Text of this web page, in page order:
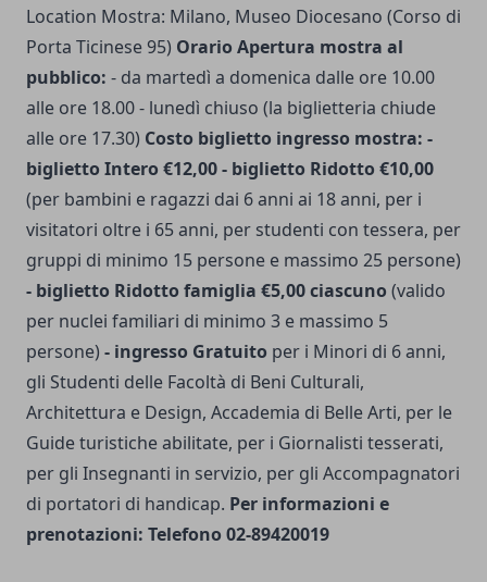
Location Mostra: Milano, Museo Diocesano (Corso di
Porta Ticinese 95) Orario Apertura mostra al
pubblico: - da martedì a domenica dalle ore 10.00
alle ore 18.00 - lunedì chiuso (la biglietteria chiude
alle ore 17.30) Costo biglietto ingresso mostra: -
biglietto Intero €12,00 - biglietto Ridotto €10,00
(per bambini e ragazzi dai 6 anni ai 18 anni, per i
visitatori oltre i 65 anni, per studenti con tessera, per
gruppi di minimo 15 persone e massimo 25 persone)
- biglietto Ridotto famiglia €5,00 ciascuno (valido
per nuclei familiari di minimo 3 e massimo 5
persone) - ingresso Gratuito per i Minori di 6 anni,
gli Studenti delle Facoltà di Beni Culturali,
Architettura e Design, Accademia di Belle Arti, per le
Guide turistiche abilitate, per i Giornalisti tesserati,
per gli Insegnanti in servizio, per gli Accompagnatori
di portatori di handicap. Per informazioni e
prenotazioni: Telefono 02-89420019